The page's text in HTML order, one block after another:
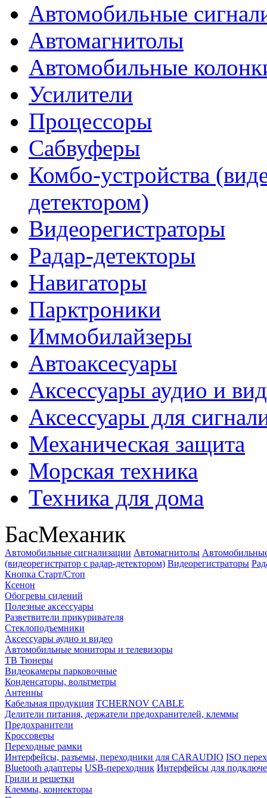
Автомобильные
Автомагнитолы
Автомобильные
Усилители
Процессоры
Сабвуферы
Комбо-устройства
детектором)
Видеорегистраторы
Радар-детекторы
Навигаторы
Парктроники
Иммобилайзеры
Автоаксесуары
Аксессуары аудио и
Аксессуары для
Механическая защита
Морская техника
Техника для дома
БасМеханик
Автомобильные сигнализации Автомагнитолы
(видеорегистратор с радар-детектором) Видеорегистраторы
Кнопка Старт/Стоп
Ксенон
Обогревы сидений
Полезные аксессуары
Разветвители прикуривателя
Стеклоподъемники
Аксессуары аудио и видео
Автомобильные мониторы и телевизоры
ТВ Тюнеры
Видеокамеры парковочные
Конденсаторы, вольтметры
Антенны
Кабельная продукция TCHERNOV CABLE
Делители питания, держатели предохранителей, клеммы
Предохранители
Кроссоверы
Переходные рамки
Интерфейсы, разъемы, переходники для CARAUDIO ISO
Bluetooth адаптеры USB-переходник Интерфейсы для
Грили и решетки
Клеммы, коннекторы